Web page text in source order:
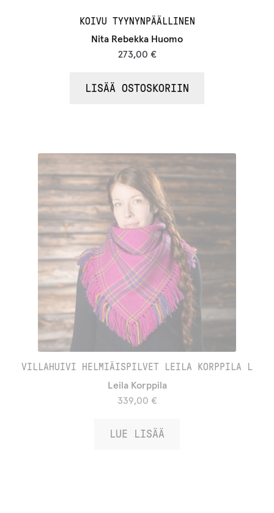
KOIVU TYYNYNPÄÄLLINEN
Nita Rebekka Huomo
273,00 €
LISÄÄ OSTOSKORIIN
VILLAHUIVI HELMIÄISPILVET LEILA KORPPILA L
Leila Korppila
339,00 €
LUE LISÄÄ